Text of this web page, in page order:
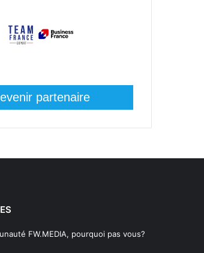
partenaire
FW.MEDIA, pourquoi pas vous?